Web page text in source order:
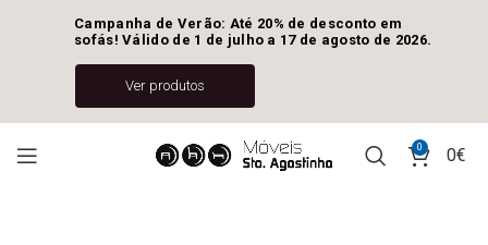
0 0€
Campanha de Verão: Até 20% de desconto em
sofás! Válido de 1 de julho a 17 de agosto de 2026.
Ver produtos